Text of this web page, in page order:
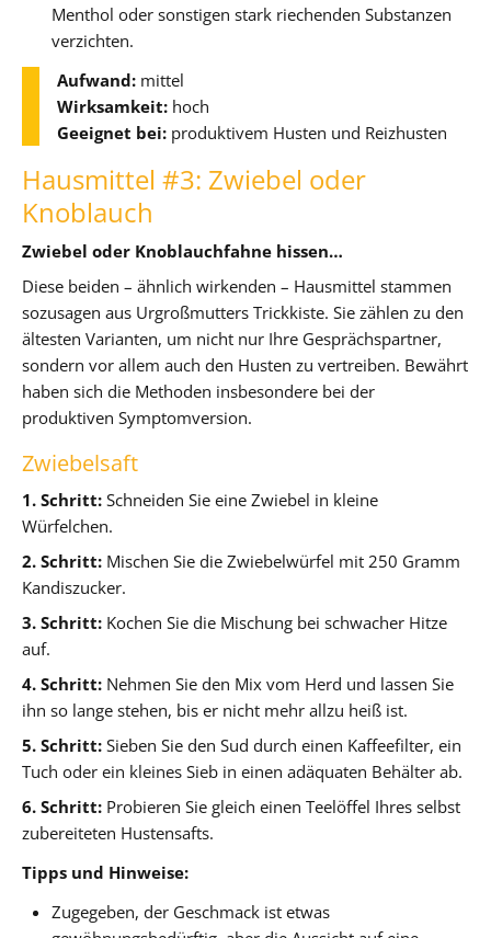
Menthol oder sonstigen stark riechenden Substanzen
verzichten.
Aufwand: mittel
Wirksamkeit: hoch
Geeignet bei: produktivem Husten und Reizhusten
Hausmittel #3: Zwiebel oder
Knoblauch
Zwiebel oder Knoblauchfahne hissen…
Diese beiden – ähnlich wirkenden – Hausmittel stammen
sozusagen aus Urgroßmutters Trickkiste. Sie zählen zu den
ältesten Varianten, um nicht nur Ihre Gesprächspartner,
sondern vor allem auch den Husten zu vertreiben. Bewährt
haben sich die Methoden insbesondere bei der
produktiven Symptomversion.
Zwiebelsaft
1. Schritt: Schneiden Sie eine Zwiebel in kleine
Würfelchen.
2. Schritt: Mischen Sie die Zwiebelwürfel mit 250 Gramm
Kandiszucker.
3. Schritt: Kochen Sie die Mischung bei schwacher Hitze
auf.
4. Schritt: Nehmen Sie den Mix vom Herd und lassen Sie
ihn so lange stehen, bis er nicht mehr allzu heiß ist.
5. Schritt: Sieben Sie den Sud durch einen Kaffeefilter, ein
Tuch oder ein kleines Sieb in einen adäquaten Behälter ab.
6. Schritt: Probieren Sie gleich einen Teelöffel Ihres selbst
zubereiteten Hustensafts.
Tipps und Hinweise:
Zugegeben, der Geschmack ist etwas